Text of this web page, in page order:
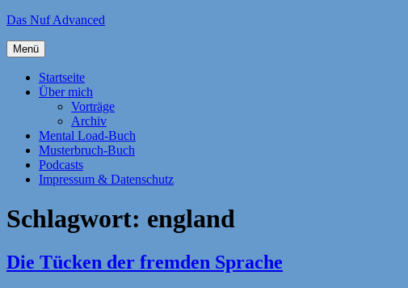
Zum
springen
Das Nuf Advanced
Menü
Startseite
Über mich
Vorträge
Archiv
Mental Load-Buch
Musterbruch-Buch
Podcasts
Impressum & Datenschutz
Schlagwort: england
Die Tücken der fremden Sprache